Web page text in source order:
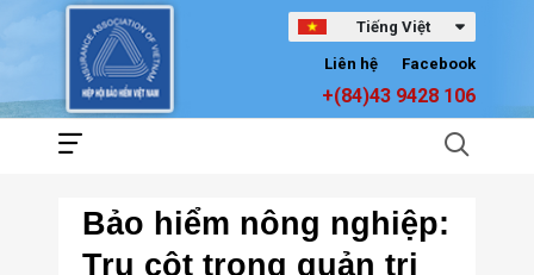
Tiếng Việt
Facebook
Liên hệ
+(84)43 9428 106
Bảo hiểm nông nghiệp:
Trụ cột trong quản trị